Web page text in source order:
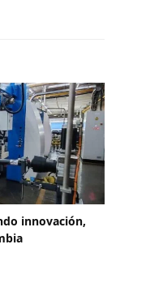
innovación,